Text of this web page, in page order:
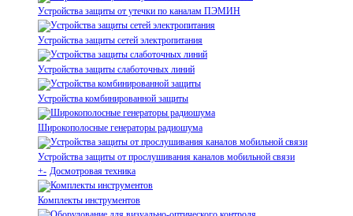
Устройства защиты от утечки по каналам ПЭМИН
Устройства защиты сетей электропитания
Устройства защиты слаботочных линий
Устройства комбинированной защиты
Широкополосные генераторы радиошума
Устройства защиты от прослушивания каналов мобильной связи
+- Досмотровая техника
Комплекты инструментов